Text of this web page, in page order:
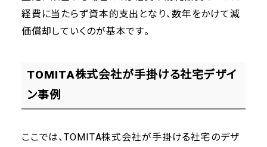
経費に当たらず資本的支出となり、数年をかけて減
価償却していくのが基本です。
TOMITA株式会社が手掛ける社宅デザイ
ン事例
ここでは、TOMITA株式会社が手掛ける社宅のデザ